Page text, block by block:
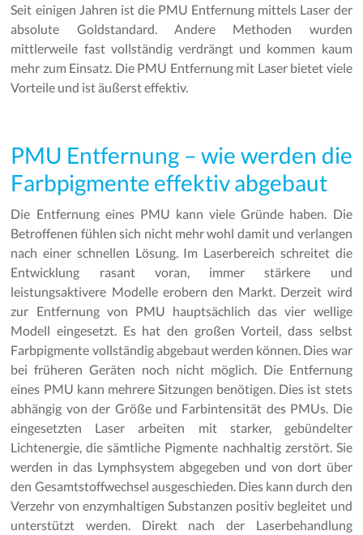
Seit einigen Jahren ist die PMU Entfernung mittels Laser der
absolute Goldstandard. Andere Methoden wurden
mittlerweile fast vollständig verdrängt und kommen kaum
mehr zum Einsatz. Die PMU Entfernung mit Laser bietet viele
Vorteile und ist äußerst effektiv.
PMU Entfernung – wie werden die
Farbpigmente effektiv abgebaut
Die Entfernung eines PMU kann viele Gründe haben. Die
Betroffenen fühlen sich nicht mehr wohl damit und verlangen
nach einer schnellen Lösung. Im Laserbereich schreitet die
Entwicklung rasant voran, immer stärkere und
leistungsaktivere Modelle erobern den Markt. Derzeit wird
zur Entfernung von PMU hauptsächlich das vier wellige
Modell eingesetzt. Es hat den großen Vorteil, dass selbst
Farbpigmente vollständig abgebaut werden können. Dies war
bei früheren Geräten noch nicht möglich. Die Entfernung
eines PMU kann mehrere Sitzungen benötigen. Dies ist stets
abhängig von der Größe und Farbintensität des PMUs. Die
eingesetzten Laser arbeiten mit starker, gebündelter
Lichtenergie, die sämtliche Pigmente nachhaltig zerstört. Sie
werden in das Lymphsystem abgegeben und von dort über
den Gesamtstoffwechsel ausgeschieden. Dies kann durch den
Verzehr von enzymhaltigen Substanzen positiv begleitet und
unterstützt werden. Direkt nach der Laserbehandlung